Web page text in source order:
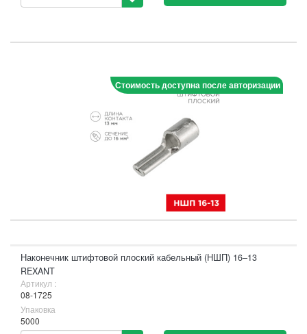
Стоимость доступна после авторизации
Наконечник штифтовой плоский кабельный (НШП) 16–13
REXANT
Артикул :
08-1725
Упаковка
5000